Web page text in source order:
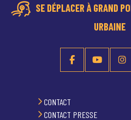
SE DÉPLACER À GRAND
URBAINE
CONTACT
CONTACT PRESSE